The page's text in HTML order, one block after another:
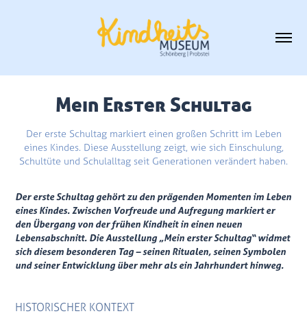
Mein Erster Schultag
Der erste Schultag markiert einen großen Schritt im Leben
eines Kindes. Diese Ausstellung zeigt, wie sich Einschulung,
Schultüte und Schulalltag seit Generationen verändert haben.
Der erste Schultag gehört zu den prägenden Momenten im Leben
eines Kindes. Zwischen Vorfreude und Aufregung markiert er
den Übergang von der frühen Kindheit in einen neuen
Lebensabschnitt. Die Ausstellung „Mein erster Schultag“ widmet
sich diesem besonderen Tag – seinen Ritualen, seinen Symbolen
und seiner Entwicklung über mehr als ein Jahrhundert hinweg.
HISTORISCHER KONTEXT